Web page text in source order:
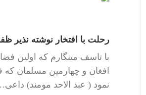
رحلت با افتخار نوشته نذیر
با تاسف مینگارم که اولین
افغان و چهارمین مسلمان که
نمود ( عبد الاحد مومند)